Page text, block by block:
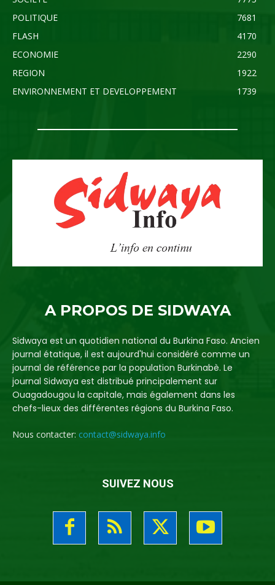
POLITIQUE
7681
FLASH
4170
ECONOMIE
2290
REGION
1922
ENVIRONNEMENT ET DEVELOPPEMENT
1739
A PROPOS DE SIDWAYA
Sidwaya est un quotidien national du Burkina Faso. Ancien
journal étatique, il est aujourd'hui considéré comme un
journal de référence par la population Burkinabè. Le
journal Sidwaya est distribué principalement sur
Ouagadougou la capitale, mais également dans les
chefs-lieux des différentes régions du Burkina Faso.
Nous contacter: contact@sidwaya.info
SUIVEZ NOUS